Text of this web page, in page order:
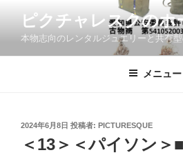
ン
ピクチャレスクのホ
本物志向のレンタルジュエリーと共有
メニュー
投
日:
2024年6月8日 投稿者: PICTURESQUE
＜13＞＜パイソン＞